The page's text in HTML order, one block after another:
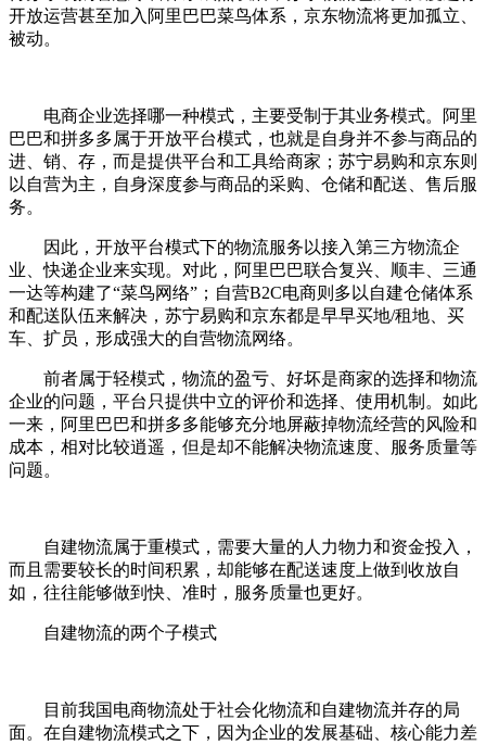
开放运营甚至加入阿里巴巴菜鸟体系，京东物流将更加孤立、
被动。
电商企业选择哪一种模式，主要受制于其业务模式。阿里
巴巴和拼多多属于开放平台模式，也就是自身并不参与商品的
进、销、存，而是提供平台和工具给商家；苏宁易购和京东则
以自营为主，自身深度参与商品的采购、仓储和配送、售后服
务。
因此，开放平台模式下的物流服务以接入第三方物流企
业、快递企业来实现。对此，阿里巴巴联合复兴、顺丰、三通
一达等构建了“菜鸟网络”；自营B2C电商则多以自建仓储体系
和配送队伍来解决，苏宁易购和京东都是早早买地/租地、买
车、扩员，形成强大的自营物流网络。
前者属于轻模式，物流的盈亏、好坏是商家的选择和物流
企业的问题，平台只提供中立的评价和选择、使用机制。如此
一来，阿里巴巴和拼多多能够充分地屏蔽掉物流经营的风险和
成本，相对比较逍遥，但是却不能解决物流速度、服务质量等
问题。
自建物流属于重模式，需要大量的人力物力和资金投入，
而且需要较长的时间积累，却能够在配送速度上做到收放自
如，往往能够做到快、准时，服务质量也更好。
自建物流的两个子模式
目前我国电商物流处于社会化物流和自建物流并存的局
面。在自建物流模式之下，因为企业的发展基础、核心能力差